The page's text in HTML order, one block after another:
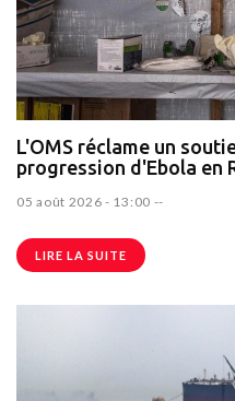
L'OMS réclame un
progression d'Ebola en
05 août 2026 - 13:00 --
LIRE LA SUITE